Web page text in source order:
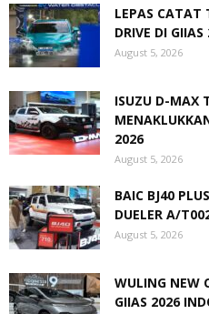
LEPAS CATAT
DRIVE DI
August 5, 2026
ISUZU D-MAX
2026
August 5, 2026
BAIC BJ40
DUELER A/
August 5, 2026
WULING NEW
GIIAS 2026